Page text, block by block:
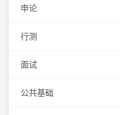
申论
行测
面试
公共基础